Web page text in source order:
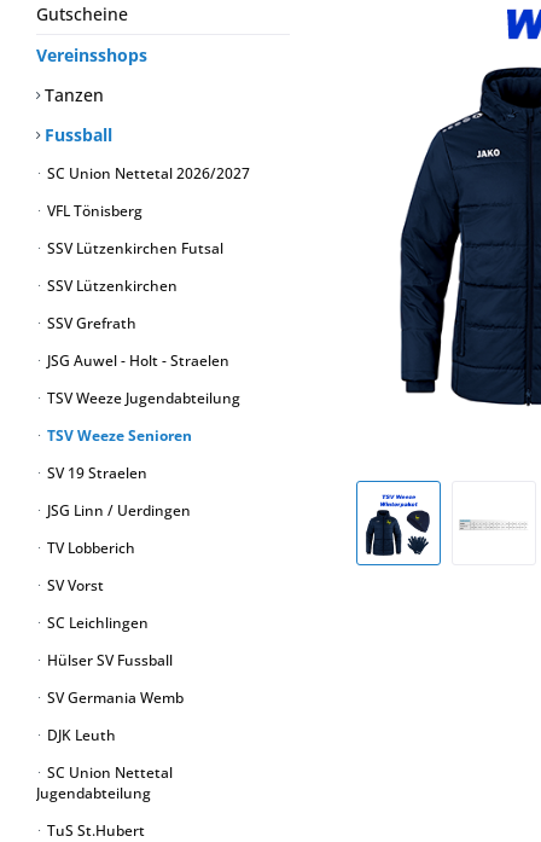
Gutscheine
Vereinsshops
Tanzen
Fussball
SC Union Nettetal 2026/2027
VFL Tönisberg
SSV Lützenkirchen Futsal
SSV Lützenkirchen
SSV Grefrath
JSG Auwel - Holt - Straelen
TSV Weeze Jugendabteilung
TSV Weeze Senioren
SV 19 Straelen
JSG Linn / Uerdingen
TV Lobberich
SV Vorst
SC Leichlingen
Hülser SV Fussball
SV Germania Wemb
DJK Leuth
SC Union Nettetal
Jugendabteilung
TuS St.Hubert